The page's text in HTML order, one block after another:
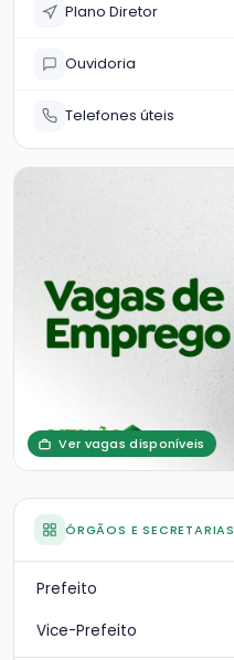
Plano Diretor
Ouvidoria
Telefones úteis
Ver vagas disponíveis
ÓRGÃOS E SECRETARIAS
Prefeito
Vice-Prefeito